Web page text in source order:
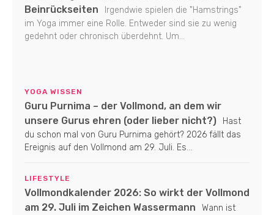
Beinrückseiten
Irgendwie spielen die "Hamstrings"
im Yoga immer eine Rolle. Entweder sind sie zu wenig
gedehnt oder chronisch überdehnt. Um...
YOGA WISSEN
Guru Purnima – der Vollmond, an dem wir
unsere Gurus ehren (oder lieber nicht?)
Hast
du schon mal von Guru Purnima gehört? 2026 fällt das
Ereignis auf den Vollmond am 29. Juli. Es...
LIFESTYLE
Vollmondkalender 2026: So wirkt der Vollmond
am 29. Juli im Zeichen Wassermann
Wann ist